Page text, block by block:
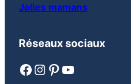
Jolies mamans
Réseaux sociaux
Facebook Instagram Pinterest YouTube